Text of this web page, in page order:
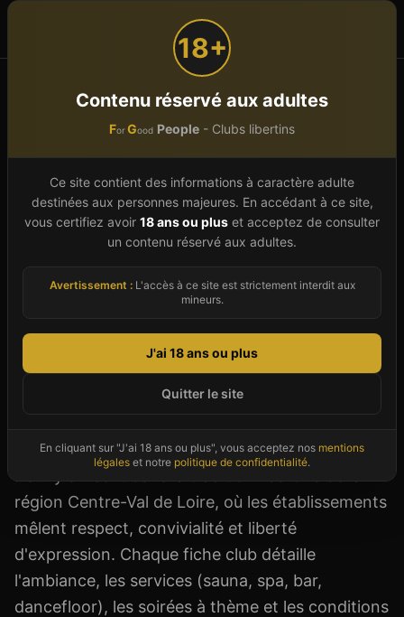
18+
Contenu réservé aux adultes
ForGood People - Clubs libertins
Ce site contient des informations à caractère adulte
destinées aux personnes majeures. En accédant à ce site,
vous certifiez avoir 18 ans ou plus et acceptez de consulter
un contenu réservé aux adultes.
Avertissement :L'accès à ce site est strictement interdit aux
mineurs.
J'ai 18 ans ou plus
Quitter le site
En cliquant sur "J'ai 18 ans ou plus", vous acceptez nos mentions
légales et notre politique de confidentialité.
Accueil Centre-Val de Loire Indre (36) Reuilly
Club libertin à Reuilly
Bienvenue sur le guide complet des clubs
libertins et établissements échangistes à Reuilly,
en Indre. En 2026, nous référençons un
qualité d'accueil, leur ambiance et la discrétion
couple cherchant à explorer le libertinage à
Reuilly, un célibataire curieux ou un initié de
passage en Centre-Val de Loire, notre annuaire
adresse, horaires, équipements, tarifs et avis.
région Centre-Val de Loire, où les établissements
mêlent respect, convivialité et liberté
d'expression. Chaque fiche club détaille
l'ambiance, les services (sauna, spa, bar,
dancefloor), les soirées à thème et les conditions